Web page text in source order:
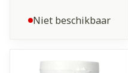
Niet beschikbaar